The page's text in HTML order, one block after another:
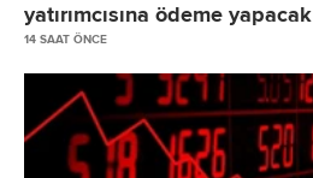
yatırımcısına ödeme yapacak
14 SAAT ÖNCE